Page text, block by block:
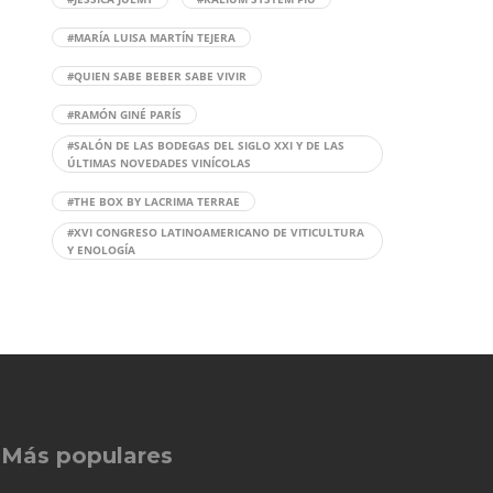
#MARÍA LUISA MARTÍN TEJERA
#QUIEN SABE BEBER SABE VIVIR
#RAMÓN GINÉ PARÍS
#SALÓN DE LAS BODEGAS DEL SIGLO XXI Y DE LAS
ÚLTIMAS NOVEDADES VINÍCOLAS
#THE BOX BY LACRIMA TERRAE
#XVI CONGRESO LATINOAMERICANO DE VITICULTURA
Y ENOLOGÍA
Más populares